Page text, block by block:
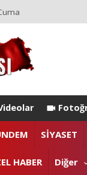
SİYASET
HABER Diğer